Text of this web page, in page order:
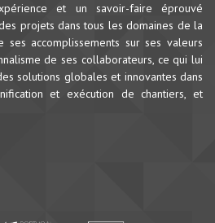
et un savoir-faire éprouvé
projets dans tous les domaines de la
ses accomplissements sur ses valeurs
de ses collaborateurs, ce qui lui
solutions globales et innovantes dans
et exécution de chantiers, et